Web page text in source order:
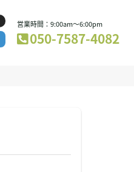
営業時間：9:00am～6:00pm
050-7587-4082